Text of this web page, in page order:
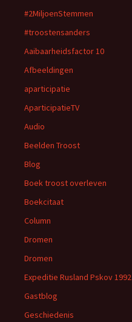
#2MiljoenStemmen
#troostensanders
Aaibaarheidsfactor 10
Afbeeldingen
aparticipatie
AparticipatieTV
Audio
Beelden Troost
Blog
Boek troost overleven
Boekcitaat
Column
Dromen
Dromen
Expeditie Rusland Pskov 1992
Gastblog
Geschiedenis